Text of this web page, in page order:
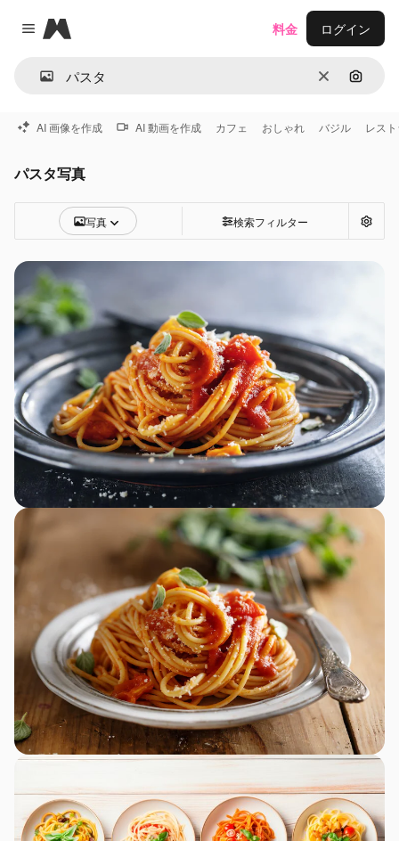
Close menu
Magnific
消去 画像で
料金 ログイン
AI 画像を作成 AI 動画を作成 カフェ おしゃれ バジル レス
パスタ写真
写真 検索フィルター